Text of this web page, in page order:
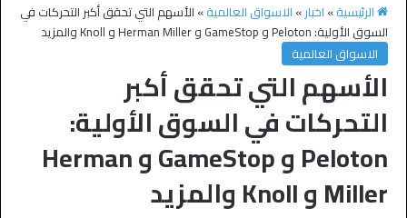
الرئيسية» اخبار» الاسواق العالمية» الأسهم التي تحقق أكبر التحركات في
السوق الأولية: Peloton و GameStop و Herman Miller و Knoll والمزيد
الاسواق العالمية
الأسهم التي تحقق أكبر
التحركات في السوق الأولية:
Peloton و GameStop و Herman
Miller و Knoll والمزيد